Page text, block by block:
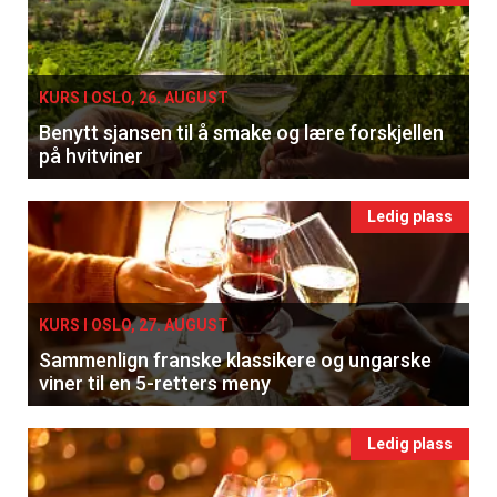
KURS I OSLO, 26. AUGUST
Benytt sjansen til å smake og lære forskjellen
på hvitviner
Ledig plass
KURS I OSLO, 27. AUGUST
Sammenlign franske klassikere og ungarske
viner til en 5-retters meny
Ledig plass